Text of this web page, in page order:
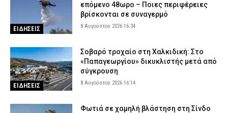
ΕΙΔΗΣΕΙΣ
επόμενο 48ωρο – Ποιες περιφέρειες
βρίσκονται σε συναγερμό
8 Αυγούστου 2026 16:34
ΕΙΔΗΣΕΙΣ
Σοβαρό τροχαίο στη Χαλκιδική: Στο
«Παπαγεωργίου» δικυκλιστής μετά από
σύγκρουση
8 Αυγούστου 2026 16:14
Φωτιά σε χαμηλή βλάστηση στη Σίνδο